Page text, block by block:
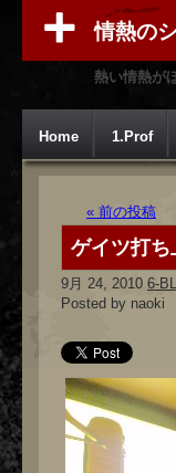
情熱の
熱い情熱が
Home 1.Prof
« 前の投稿
ゲイツ打ち
9月 24, 2010 6-
Posted by naoki